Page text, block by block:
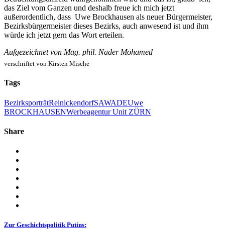
das Ziel vom Ganzen und deshalb freue ich mich jetzt
außerordentlich, dass Uwe Brockhausen als neuer Bürgermeister,
Bezirksbürgermeister dieses Bezirks, auch anwesend ist und ihm
würde ich jetzt gern das Wort erteilen.
Aufgezeichnet von Mag. phil. Nader Mohamed
verschriftet von Kirsten Mische
Tags
BezirksporträtReinickendorfSAWADEUwe
BROCKHAUSENWerbeagentur Unit ZÜRN
Share
Zur Geschichtspolitik Putins: